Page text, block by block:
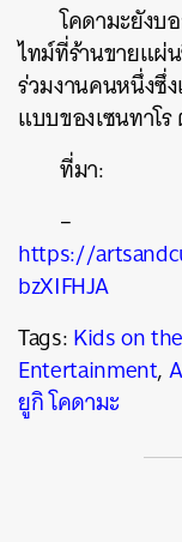
โคดามะยังบ
ไทม์ที่ร้านขายแผ่
ร่วมงานคนหนึ่งซึ่
แบบของเซนทาโร
ที่มา:
–
https://
bzXIFHJA
Tags:Kids on
Entertainment,
ยูกิ โคดามะ